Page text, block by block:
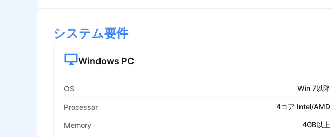
システム要件
Windows PC
OS Win 7以降
Processor 4コア Intel/AMD
Memory 4GB以上